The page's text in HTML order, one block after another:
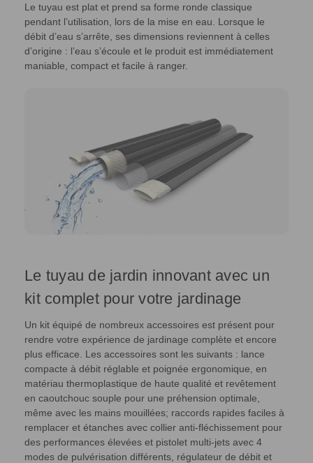
Le tuyau est plat et prend sa forme ronde classique
pendant l’utilisation, lors de la mise en eau. Lorsque le
débit d’eau s’arrête, ses dimensions reviennent à celles
d’origine : l’eau s’écoule et le produit est immédiatement
maniable, compact et facile à ranger.
Le tuyau de jardin innovant avec un
kit complet pour votre jardinage
Un kit équipé de nombreux accessoires est présent pour
rendre votre expérience de jardinage complète et encore
plus efficace. Les accessoires sont les suivants : lance
compacte à débit réglable et poignée ergonomique, en
matériau thermoplastique de haute qualité et revêtement
en caoutchouc souple pour une préhension optimale,
même avec les mains mouillées; raccords rapides faciles à
remplacer et étanches avec collier anti-fléchissement pour
des performances élevées et pistolet multi-jets avec 4
modes de pulvérisation différents, régulateur de débit et